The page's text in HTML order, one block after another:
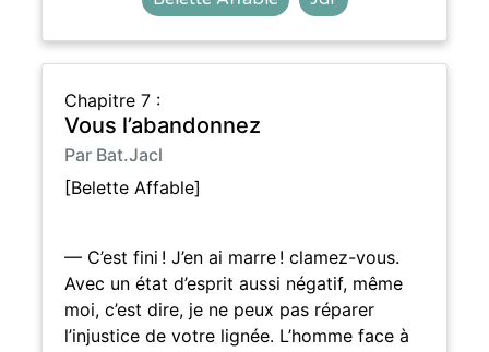
Chapitre 7 :
Vous l’abandonnez
Par Bat.Jacl
[Belette Affable]
— C’est fini ! J’en ai marre ! clamez-vous.
Avec un état d’esprit aussi négatif, même
moi, c’est dire, je ne peux pas réparer
l’injustice de votre lignée. L’homme face à